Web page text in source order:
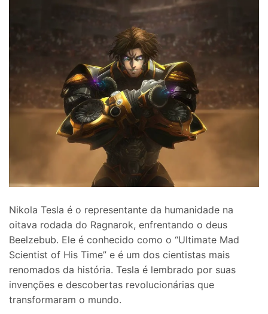
Nikola Tesla é o representante da humanidade na
oitava rodada do Ragnarok, enfrentando o deus
Beelzebub. Ele é conhecido como o “Ultimate Mad
Scientist of His Time” e é um dos cientistas mais
renomados da história. Tesla é lembrado por suas
invenções e descobertas revolucionárias que
transformaram o mundo.